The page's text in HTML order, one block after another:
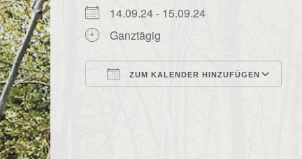
14.09.24 - 15.09.24
Ganztägig
ZUM KALENDER HINZUFÜGEN